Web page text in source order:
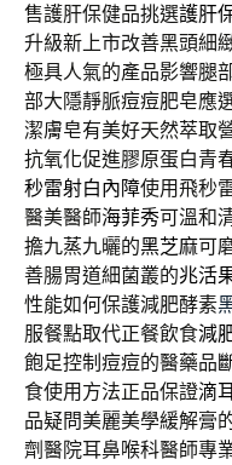
售護肝保健品挑選護肝
升級新上市改善黑頭細
極具人氣的產品影響腿
部大隱靜脈痘痘肥皂應
潔膚皂有美好天然萃取
抗氧化促進膠原蛋白青
秒雷射白內障使用飛秒
醫美醫師海菲秀可溫和
擔九蒸九曬的黑芝麻可
善腸胃道細菌叢的兆活
性能如何保護減肥酵素
服餐點取代正餐飲食減
飽足控制痘痘的醫藥品
食使用方法正品保證滴
品疑問美麗美學緩解膏
劑醫院耳鼻喉科醫師專